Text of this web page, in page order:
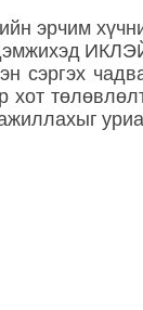
эрчим
сэргэх
хот